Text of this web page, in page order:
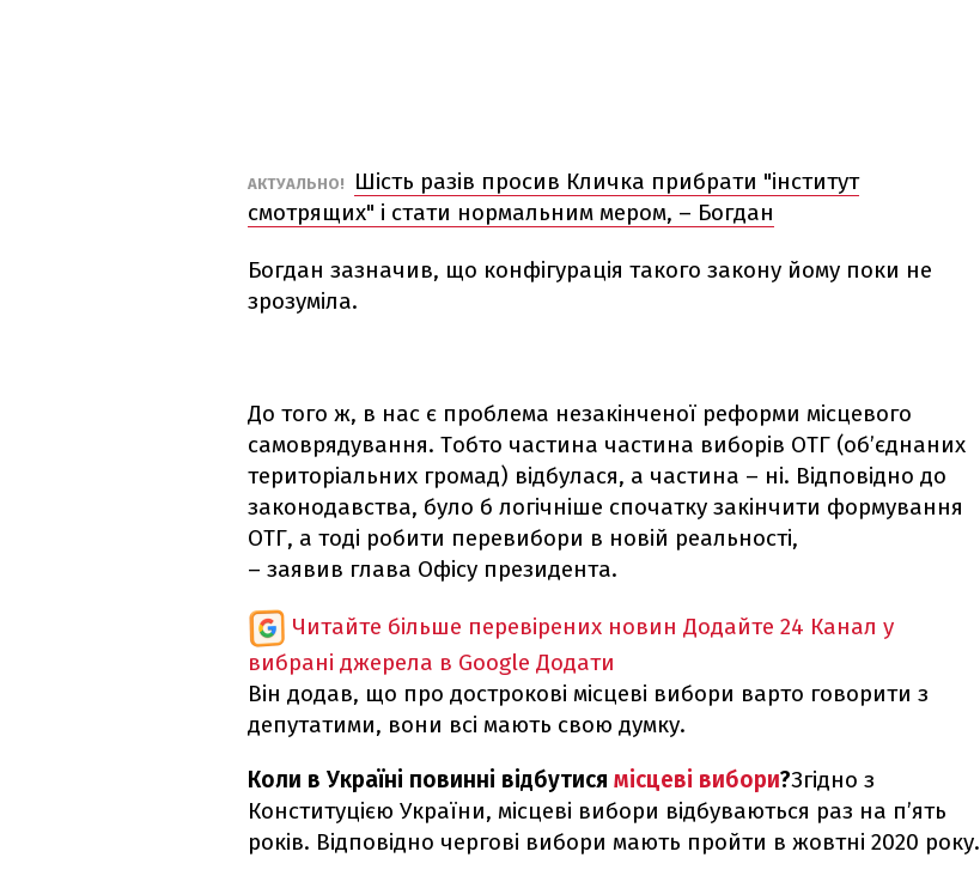
АКТУАЛЬНО!
Шість разів просив Кличка прибрати "інститут
смотрящих" і стати нормальним мером, – Богдан
Богдан зазначив, що конфігурація такого закону йому поки не
зрозуміла.
До того ж, в нас є проблема незакінченої реформи місцевого
самоврядування. Тобто частина частина виборів ОТГ (об’єднаних
територіальних громад) відбулася, а частина – ні. Відповідно до
законодавства, було б логічніше спочатку закінчити формування
ОТГ, а тоді робити перевибори в новій реальності,
– заявив глава Офісу президента.
Читайте більше перевірених новин Додайте 24 Канал у
вибрані джерела в Google Додати
Він додав, що про дострокові місцеві вибори варто говорити з
депутатими, вони всі мають свою думку.
Коли в Україні повинні відбутися місцеві вибори?Згідно з
Конституцією України, місцеві вибори відбуваються раз на п’ять
років. Відповідно чергові вибори мають пройти в жовтні 2020 року.